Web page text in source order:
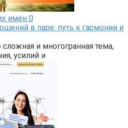
имен 0
в паре: путь к гармонии и
и многогранная тема,
усилий и